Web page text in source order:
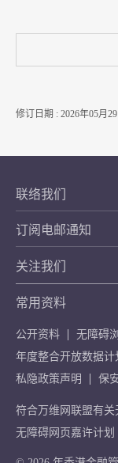
修订日期 : 2026年05月29
联络我们
订阅电邮通知
关注我们
常用资料
公开资料
无障碍
年度整合开放数据计
私隐政策声明
保
符合万维网联盟有
无障碍网页嘉许计划